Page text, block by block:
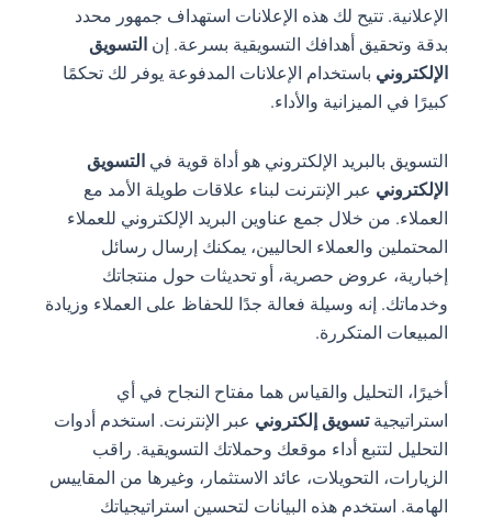
الإعلانية. تتيح لك هذه الإعلانات استهداف جمهور محدد
بدقة وتحقيق أهدافك التسويقية بسرعة. إنالتسويق
الإلكترونيباستخدام الإعلانات المدفوعة يوفر لك تحكمًا
كبيرًا في الميزانية والأداء.
التسويق بالبريد الإلكتروني هو أداة قوية في التسويق
الإلكترونيعبر الإنترنت لبناء علاقات طويلة الأمد مع
العملاء. من خلال جمع عناوين البريد الإلكتروني للعملاء
المحتملين والعملاء الحاليين، يمكنك إرسال رسائل
إخبارية، عروض حصرية، أو تحديثات حول منتجاتك
وخدماتك. إنه وسيلة فعالة جدًا للحفاظ على العملاء وزيادة
المبيعات المتكررة.
أخيرًا، التحليل والقياس هما مفتاح النجاح في أي
استراتيجيةتسويق إلكترونيعبر الإنترنت. استخدم أدوات
التحليل لتتبع أداء موقعك وحملاتك التسويقية. راقب
الزيارات، التحويلات، عائد الاستثمار، وغيرها من المقاييس
الهامة. استخدم هذه البيانات لتحسين استراتيجياتك